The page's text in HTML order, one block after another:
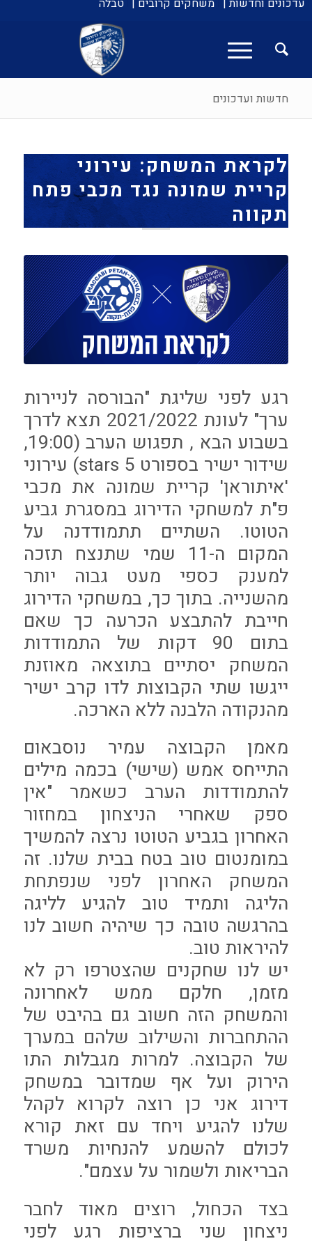
עדכונים וחדשות | משחקים קרובים | טבלה
חדשות ועדכונים
לקראת המשחק: עירוני
קריית שמונה נגד מכבי פתח
תקווה
רגע לפני שליגת "הבורסה לניירות
ערך" לעונת 2021/2022 תצא לדרך
בשבוע הבא , תפגוש הערב (19:00,
שידור ישיר בספורט 5 stars) עירוני
'איתוראן' קריית שמונה את מכבי
פ"ת למשחקי הדירוג במסגרת גביע
הטוטו. השתיים תתמודדנה על
המקום ה-11 שמי שתנצח תזכה
למענק כספי מעט גבוה יותר
מהשנייה. בתוך כך, במשחקי הדירוג
חייבת להתבצע הכרעה כך שאם
בתום 90 דקות של התמודדות
המשחק יסתיים בתוצאה מאוזנת
ייגשו שתי הקבוצות לדו קרב ישיר
מהנקודה הלבנה ללא הארכה.
מאמן הקבוצה עמיר נוסבאום
התייחס אמש (שישי) בכמה מילים
להתמודדות הערב כשאמר "אין
ספק שאחרי הניצחון במחזור
האחרון בגביע הטוטו נרצה להמשיך
במומנטום טוב בטח בבית שלנו. זה
המשחק האחרון לפני שנפתחת
הליגה ותמיד טוב להגיע לליגה
בהרגשה טובה כך שיהיה חשוב לנו
להיראות טוב.
יש לנו שחקנים שהצטרפו רק לא
מזמן, חלקם ממש לאחרונה
והמשחק הזה חשוב גם בהיבט של
ההתחברות והשילוב שלהם במערך
של הקבוצה. למרות מגבלות התו
הירוק ועל אף שמדובר במשחק
דירוג אני כן רוצה לקרוא לקהל
שלנו להגיע ויחד עם זאת קורא
לכולם להשמע להנחיות משרד
הבריאות ולשמור על עצמם".
בצד הכחול, רוצים מאוד לחבר
ניצחון שני ברציפות רגע לפני